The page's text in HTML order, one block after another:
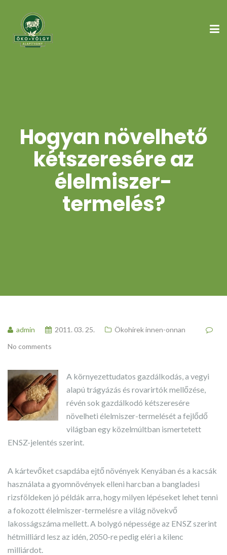
Hogyan növelhető
kétszeresére az
élelmiszer-
termelés?
admin 2011. 03. 25.
Ökohírek innen-onnan
No comments
A környezettudatos gazdálkodás, a vegyi
alapú trágyázás és rovarirtók mellőzése,
révén sok gazdálkodó kétszeresére
növelheti élelmiszer-termelését a fejlődő
világban egy közelmúltban ismertetett
ENSZ-jelentés szerint.
A kártevőket csapdába ejtő növények Kenyában és a kacsák
használata a gyomnövények elleni harcban a bangladesi
rizsföldeken jó példák arra, hogy milyen lépéseket lehet tenni
a fokozott élelmiszer-termelésre a világ növekvő
lakosságszáma mellett. A bolygó népessége az ENSZ szerint
hétmilliárd lesz az idén, 2050-re pedig eléri a kilenc
milliárdot.